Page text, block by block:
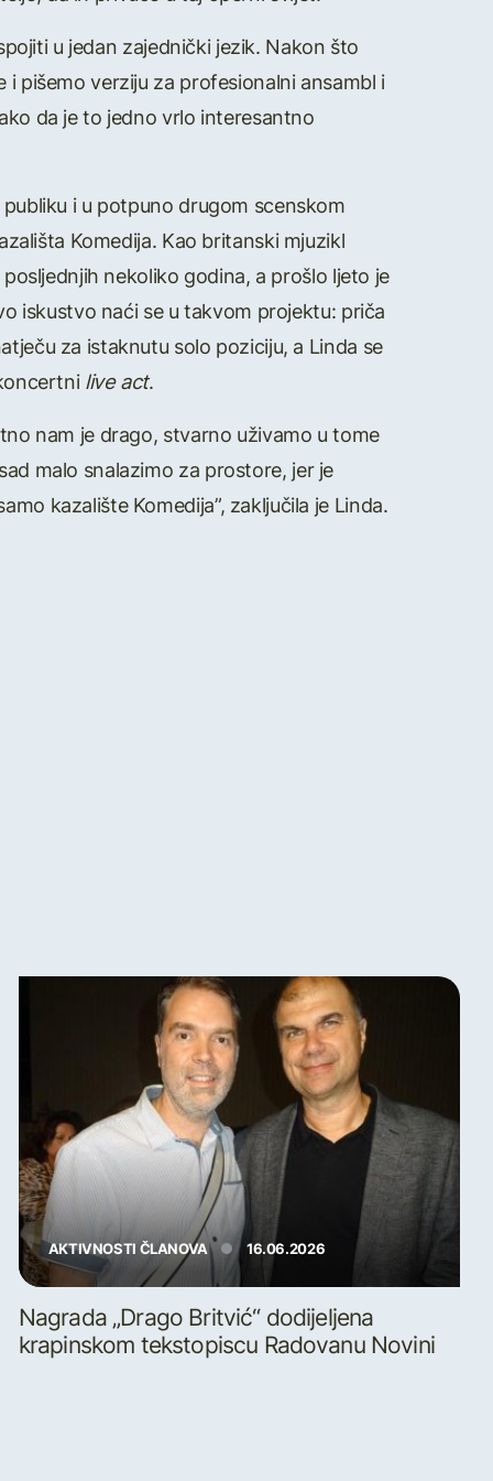
u jedan zajednički jezik. Nakon što
pišemo verziju za profesionalni ansambl i
da je to jedno vrlo interesantno
i u potpuno drugom scenskom
Komedija. Kao britanski mjuzikl
nekoliko godina, a prošlo ljeto je
iskustvo naći se u takvom projektu: priča
za istaknutu solo poziciju, a Linda se
live act.
nam je drago, stvarno uživamo u tome
malo snalazimo za prostore, jer je
kazalište Komedija”, zaključila je Linda.
AKTIVNOSTI ČLANOVA 16.06.2026
Nagrada „Drago Britvić“ dodijeljena
krapinskom tekstopiscu Radovanu Novini